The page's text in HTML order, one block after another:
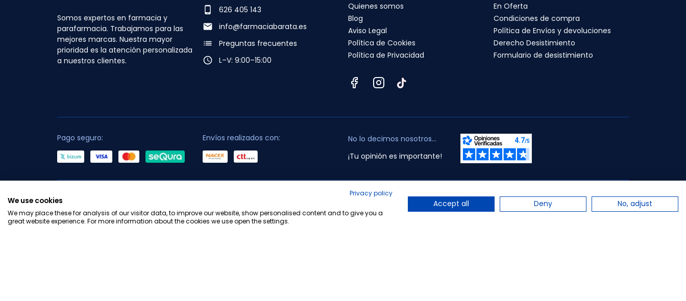
Somos expertos en farmacia y
parafarmacia. Trabajamos para las
mejores marcas. Nuestra mayor
prioridad es la atención personalizada
a nuestros clientes.
phone_android
626 405 143
email
info@farmaciabarata.es
list
Preguntas frecuentes
access_time
L–V: 9:00–15:00
Quienes somos
Blog
Aviso Legal
Política de Cookies
Política de Privacidad
En Oferta
Condiciones de compra
Política de Envíos y devoluciones
Derecho Desistimiento
Formulario de desistimiento
Pago seguro: Envíos realizados con:
No lo decimos nosotros...
¡Tu opinión es importante!
Copyright © 2010-2026 Farmacia Barata S.L. Todos los derechos reservados.
Privacy policy
We use cookies
We may place these for analysis of our visitor data, to improve our website, show personalised content and to give you a
great website experience. For more information about the cookies we use open the settings.
Accept all Deny No, adjust